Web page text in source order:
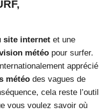
site internet et une
météo pour surfer.
apprécié
météo des vagues de
cela reste l’outil
vous voulez savoir où